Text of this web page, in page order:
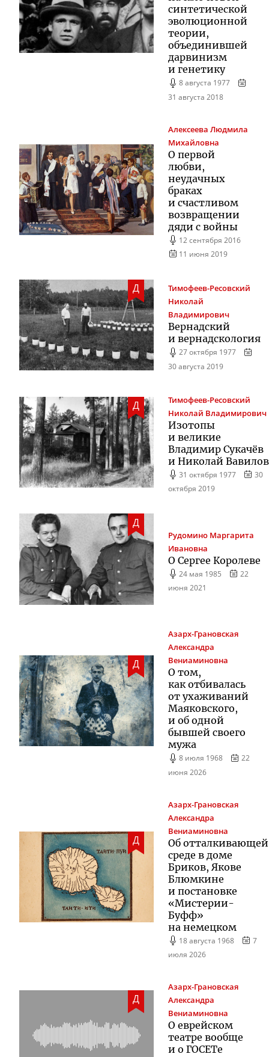
синтетической
эволюционной
теории,
объединившей
дарвинизм
и генетику
8 августа 1977
31 августа 2018
Алексеева Людмила
Михайловна
О первой
любви,
неудачных
браках
и счастливом
возвращении
дяди с войны
12 сентября 2016
11 июня 2019
Д
Тимофеев-Ресовский
Николай
Владимирович
Вернадский
и вернадскология
27 октября 1977
30 августа 2019
Д
Тимофеев-Ресовский
Николай Владимирович
Изотопы
и великие
Владимир Сукачёв
и Николай Вавилов
31 октября 1977
30
октября 2019
Д
Рудомино Маргарита
Ивановна
О Сергее Королеве
24 мая 1985
22
июня 2021
Д
Азарх-Грановская
Александра
Вениаминовна
О том,
как отбивалась
от ухаживаний
Маяковского,
и об одной
бывшей своего
мужа
8 июля 1968
22
июня 2026
Д
Азарх-Грановская
Александра
Вениаминовна
Об отталкивающей
среде в доме
Бриков, Якове
Блюмкине
и постановке
«Мистерии-
Буфф»
на немецком
18 августа 1968
7
июля 2026
Д
Азарх-Грановская
Александра
Вениаминовна
О еврейском
театре вообще
и о ГОСЕТе